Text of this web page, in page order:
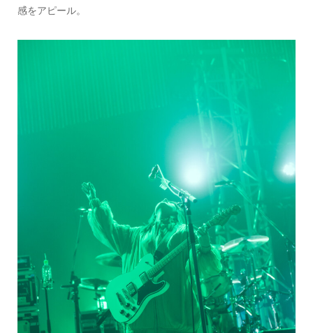
感をアピール。